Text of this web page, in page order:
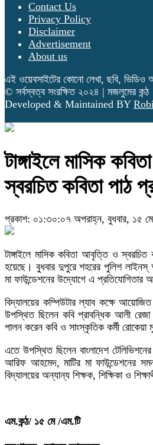
Contact Us
Privacy Policy
Disclaimer
Advertisement
About us
এই ওয়েবসাইটের কোনো লেখা, ছবি, ভিডিও
© সর্বস্বত্ব সংরক্ষিত ২০২৪ | মজলুমের কন্ঠ
Developed & Maintained BY
টাঙ্গাইলে মাসিক
স্বরচিত কবিতা পাঠ
প্রকাশ: ০১:৩০:০৭ অপরাহ্ন, বুধবার, ১৫
টাঙ্গাইলে মাসিক কবিতা আবৃত্তি ও স্বরচিত
হয়েছে। বুধবার দুপুরে শহরের পুলিশ লাইনস্
মা ফাউন্ডেশনের উদ্যোগে এ
বিদ্যালয়ের কম্পিউটার ল্যাব কক্ষে
উপস্থিত ছিলেন কবি প্রাবন্ধিক আলী
পালন করেন কবি ও সাংস্কৃতিক কর্মী
এতে উপস্থিত ছিলেন বাংলাদেশ
আরিফ আহমেদ, মাটির মা ফাউন্ডেশনের
বিদ্যালয়ের অন্যান্য শিক্ষক, শিক্ষিকা ও
এম.কন্ঠ/ ১৫ মে /এম.টি